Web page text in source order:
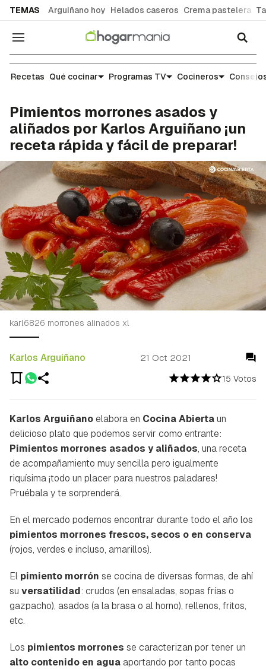
TEMAS Arguiñano hoy Helados caseros Crema pastelera
Navegación
Recetas
Recetas Qué cocinar Programas TV Cocineros
Pimientos morrones asados y
aliñados por Karlos Arguiñano ¡un
receta rápida y fácil de preparar!
15 Votos
Karlos Arguiñano 21 Oct 2021
karl6826 morrones alinados xl
Karlos Arguiñanoelabora en Cocina Abiertaun
delicioso plato que podemos servir como entrante:
Pimientos morrones asados y aliñados, una receta
de acompañamiento muy sencilla pero igualmente
riquísima ¡todo un placer para nuestros paladares!
Pruébala y te sorprenderá.
En el mercado podemos encontrar durante todo el año los
pimientos morrones frescos, secos o en conserva
(rojos, verdes e incluso, amarillos).
El pimiento morrón se cocina de diversas formas, de ahí
su versatilidad: crudos (en ensaladas, sopas frías o
gazpacho), asados (a la brasa o al horno), rellenos, fritos,
etc.
Los pimientos morrones se caracterizan por tener un
alto contenido en agua aportando por tanto pocas